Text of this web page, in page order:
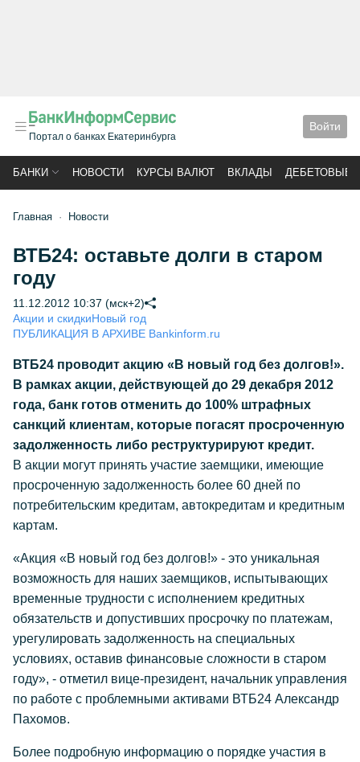
Портал о банках Екатеринбурга
Войти
БАНКИ НОВОСТИ КУРСЫ ВАЛЮТ ВКЛАДЫ ДЕБЕТОВЫЕ
Главная Новости
ВТБ24: оставьте долги в старом
году
11.12.2012 10:37 (мск+2)
Акции и скидкиНовый год
ПУБЛИКАЦИЯ В АРХИВЕ Bankinform.ru
ВТБ24 проводит акцию «В новый год без долгов!».
В рамках акции, действующей до 29 декабря 2012
года, банк готов отменить до 100% штрафных
санкций клиентам, которые погасят просроченную
задолженность либо реструктурируют кредит.
В акции могут принять участие заемщики, имеющие
просроченную задолженность более 60 дней по
потребительским кредитам, автокредитам и кредитным
картам.
«Акция «В новый год без долгов!» - это уникальная
возможность для наших заемщиков, испытывающих
временные трудности с исполнением кредитных
обязательств и допустивших просрочку по платежам,
урегулировать задолженность на специальных
условиях, оставив финансовые сложности в старом
году», - отметил вице-президент, начальник управления
по работе с проблемными активами ВТБ24 Александр
Пахомов.
Более подробную информацию о порядке участия в